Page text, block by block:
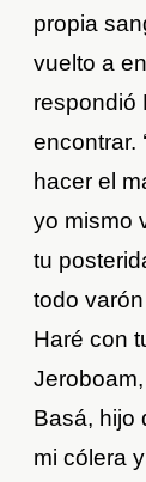
propia
vuelto a
respondió
encontrar.
hacer el
yo mismo
tu
todo
Haré con
Basá, hijo
mi cólera